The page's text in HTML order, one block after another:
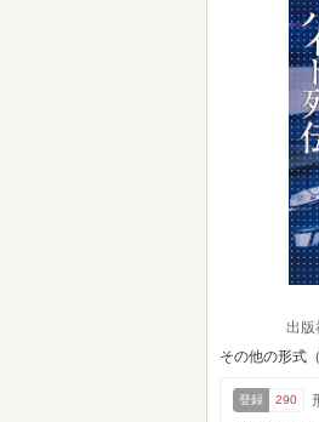
出版
その他の形式（
登録 290